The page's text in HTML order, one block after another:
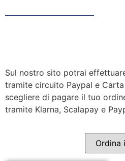
Sul nostro sito potrai
tramite circuito Paypal e
scegliere di pagare il tuo
tramite Klarna, Scalapay e